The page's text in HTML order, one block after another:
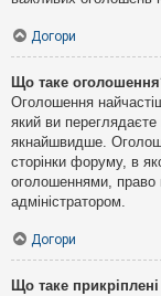
Догори
Що таке
Оголошення
який ви
якнайшвидше.
сторінки форуму, в
оголошеннями, право
адміністратором.
Догори
Що таке